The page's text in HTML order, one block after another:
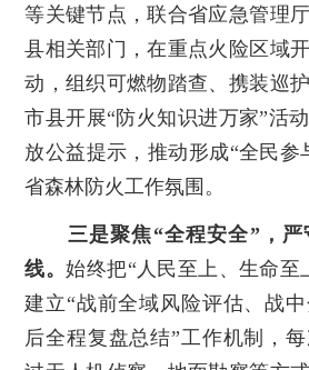
等关键节点，联合省应急管理
县相关部门，在重点火险区域
动，组织可燃物踏查、携装巡
市县开展“防火知识进万家”活
放公益提示，推动形成“全民参
省森林防火工作氛围。
三是聚焦“全程安全”，严
线。始终把“人民至上、生命至
建立“战前全域风险评估、战
后全程复盘总结”工作机制，